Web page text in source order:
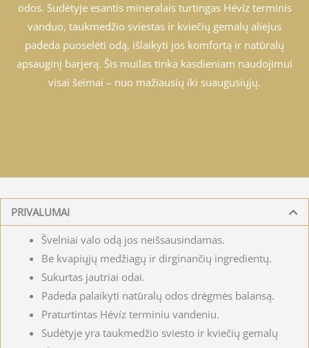
odos. Sudėtyje esantis mineralais turtingas Hévíz terminis
vanduo, taukmedžio sviestas ir kviečių gemalų aliejus
padeda puoselėti odą, išlaikyti jos komfortą ir natūralų
apsauginį barjerą. Šis muilas tinka kasdieniam naudojimui
visai šeimai – nuo mažiausių iki suaugusiųjų.
PRIVALUMAI
Švelniai valo odą jos neišsausindamas.
Be kvapiųjų medžiagų ir dirginančių ingredientų.
Sukurtas jautriai odai.
Padeda palaikyti natūralų odos drėgmės balansą.
Praturtintas Hévíz terminiu vandeniu.
Sudėtyje yra taukmedžio sviesto ir kviečių gemalų